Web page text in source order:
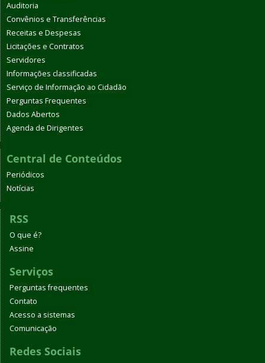
Auditoria
Convênios e Transferências
Receitas e Despesas
Licitações e Contratos
Servidores
Informações classificadas
Serviço de Informação ao Cidadão
Perguntas Frequentes
Dados Abertos
Agenda de Dirigentes
Central de Conteúdos
Periódicos
Notícias
RSS
O que é?
Assine
Serviços
Perguntas frequentes
Contato
Acesso a sistemas
Comunicação
Redes Sociais